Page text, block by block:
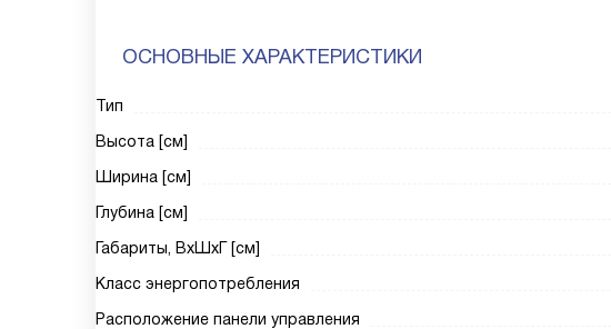
ОСНОВНЫЕ ХАРАКТЕРИСТИКИ
Тип
Высота [см]
Ширина [см]
Глубина [см]
Габариты, ВxШxГ [см]
Класс энергопотребления
Расположение панели управления